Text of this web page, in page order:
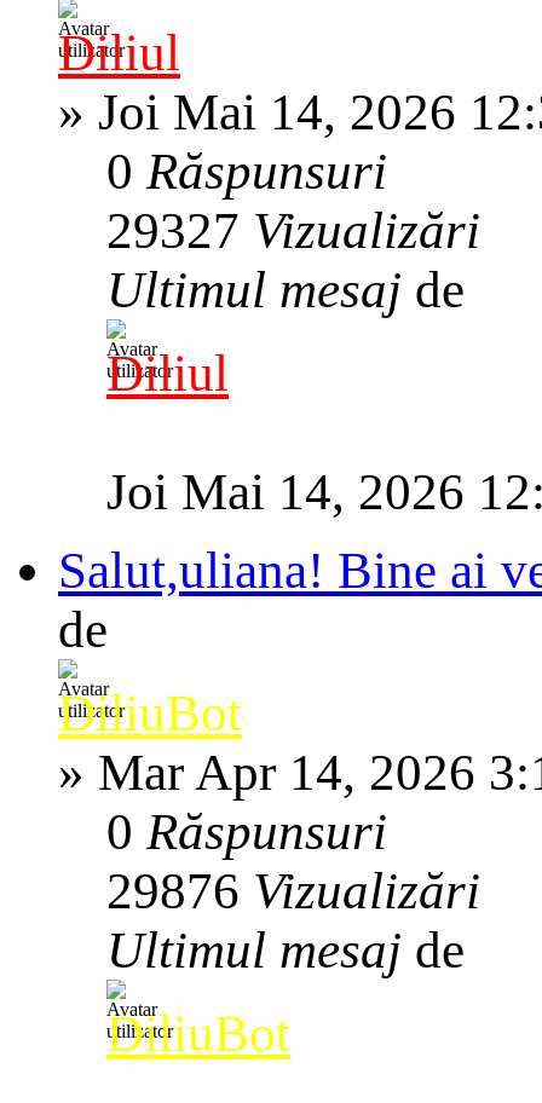
Diliul
» Joi Mai 14, 2026
0Răspunsuri
29327 Vizualizări
Ultimul mesaj de
Diliul
Joi Mai 14, 2026
Salut,uliana! Bine ai
de
DiliuBot
» Mar Apr 14, 2026
0Răspunsuri
29876 Vizualizări
Ultimul mesaj de
DiliuBot